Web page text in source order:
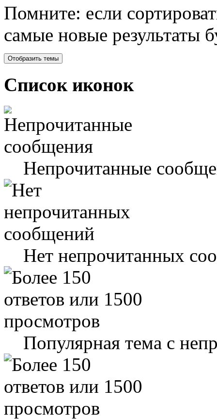
Помните: если
самые новые результаты
Список иконок
Непрочитанные
Нет непрочитанных
Популярная тема с